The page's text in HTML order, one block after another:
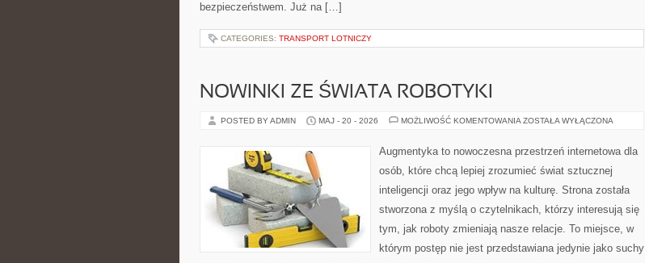
bezpieczeństwem. Już na […]
CATEGORIES: TRANSPORT LOTNICZY
NOWINKI ZE ŚWIATA ROBOTYKI
POSTED BY ADMIN MAJ - 20 - 2026 MOŻLIWOŚĆ KOMENTOWANIA NOWINKI
ROBOTYKI
ZOSTAŁA WYŁĄCZONA
Augmentyka to nowoczesna przestrzeń internetowa dla
osób, które chcą lepiej zrozumieć świat sztucznej
inteligencji oraz jego wpływ na kulturę. Strona została
stworzona z myślą o czytelnikach, którzy interesują się
tym, jak roboty zmieniają nasze relacje. To miejsce, w
którym postęp nie jest przedstawiana jedynie jako suchy